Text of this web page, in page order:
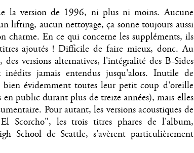
la version de 1996, ni plus ni moins. Aucune
lifting, aucun nettoyage, ça sonne toujours aussi
En ce qui concerne les suppléments, ils
ajoutés ! Difficile de faire mieux, donc. Au
des versions alternatives, l'intégralité des B-Sides
jamais entendus jusqu'alors. Inutile de
bien évidemment toutes leur petit coup d'oreille
public durant plus de treize années), mais elles
Pour autant, les versions acoustiques de
Scorcho", les trois titres phares de l'album,
School de Seattle, s'avèrent particulièrement